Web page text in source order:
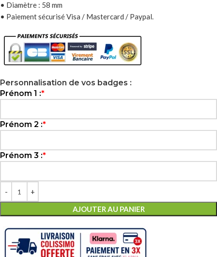
• Diamètre : 58 mm
• Paiement sécurisé Visa / Mastercard / Paypal.
Personnalisation de vos badges :
*
Prénom 1 :
*
Prénom 2 :
*
Prénom 3 :
AJOUTER AU PANIER